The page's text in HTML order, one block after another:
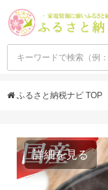
ふるさと納税ナビ TOP
詳細を見る